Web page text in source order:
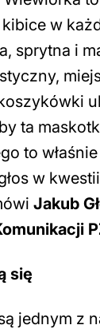
w
sprytna i
ta
to
w
Jakub
się
jednym z